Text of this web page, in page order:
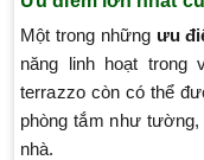
Một trong những ưu
năng linh hoạt trong
terrazzo còn có thể
phòng tắm như
nhà.